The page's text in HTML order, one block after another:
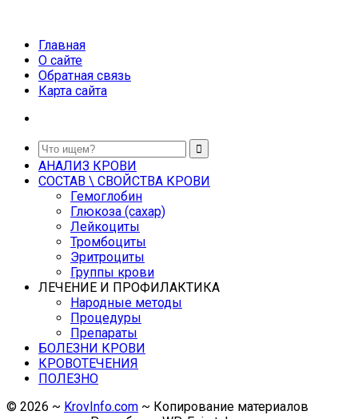
Главная
О сайте
Обратная связь
Карта сайта
АНАЛИЗ КРОВИ
СОСТАВ \ СВОЙСТВА КРОВИ
Гемоглобин
Глюкоза (сахар)
Лейкоциты
Тромбоциты
Эритроциты
Группы крови
ЛЕЧЕНИЕ И ПРОФИЛАКТИКА
Народные методы
Процедуры
Препараты
БОЛЕЗНИ КРОВИ
КРОВОТЕЧЕНИЯ
ПОЛЕЗНО
© 2026 ~ KrovInfo.com ~ Копирование материалов